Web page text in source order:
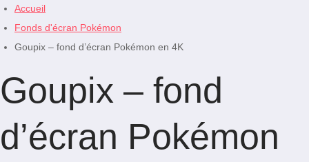
Accueil
Fonds d'écran Pokémon
Goupix – fond d’écran Pokémon en 4K
Goupix – fond
d’écran Pokémon